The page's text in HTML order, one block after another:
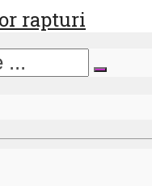
rapturi